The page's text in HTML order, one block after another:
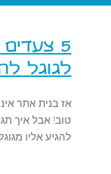
5
לגוגל
אז בנית אתר
טוב! אבל איך
להגיע אליו